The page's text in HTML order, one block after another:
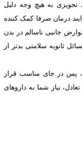
به هیچ وجه دلیل
درمان صرفا کمک کننده
جانبی ناسالم در بدن
ثانویه سلامتی بدتر از
پس در جای مناسب قرار
نیاز شما به داروهای